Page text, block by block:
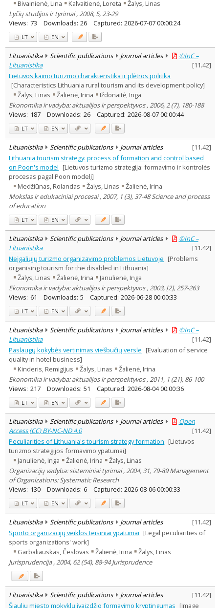
Bivainienė, Lina Kalvaitienė, Loreta
Žalys, Linas
Lyčių studijos ir tyrimai , 2008, 5, 23-29
Views: 73 Downloads: 26 Captured: 2026-07-07 00:00:24
LT EN
Lituanistika Scientific publications Journal articles
©InC –
Lituanistika
[11.42]
Lietuvos kaimo turizmo charakteristika ir plėtros politika
[Characteristics Lithuania rural tourism and its development policy]
Žalys, Linas
Žalienė, Irina
Iždonaitė, Inga
Ekonomika ir vadyba: aktualijos ir perspektyvos , 2006, 2 (7), 180-188
Views: 187 Downloads: 26 Captured: 2026-08-07 00:00:44
LT EN
Lituanistika Scientific publications Journal articles [11.42]
Lithuania tourism strategy: process of formation and control based
on Poon's model [Lietuvos turizmo strategija: formavimo ir kontrolės
procesas pagal Poon modelį]
Medžiūnas, Rolandas
Žalys, Linas
Žalienė, Irina
Mokslas ir edukaciniai procesai , 2007, 1 (3), 37-48 Science and process
of education
LT EN
Lituanistika Scientific publications Journal articles
©InC –
Lituanistika
[11.42]
Neįgaliųjų turizmo organizavimo problemos Lietuvoje [Problems
organising tourism for the disabled in Lithuania]
Žalys, Linas
Žalienė, Irina
Janulienė, Inga
Ekonomika ir vadyba: aktualijos ir perspektyvos , 2003, [2], 257-263
Views: 61 Downloads: 5 Captured: 2026-06-28 00:00:33
LT EN
Lituanistika Scientific publications Journal articles
©InC –
Lituanistika
[11.42]
Paslaugų kokybės vertinimas viešbučių versle [Evaluation of service
quality in hotel business]
Kinderis, Remigijus
Žalys, Linas
Žalienė, Irina
Ekonomika ir vadyba: aktualijos ir perspektyvos , 2011, 1 (21), 86-100
Views: 217 Downloads: 51 Captured: 2026-08-04 00:00:36
LT EN
Lituanistika Scientific publications Journal articles
Open
Access (CC) BY-NC-ND 4.0
[11.42]
Peculiarities of Lithuania's tourism strategy formation [Lietuvos
turizmo strategijos formavimo ypatumai]
Janulienė, Inga
Žalienė, Irina
Žalys, Linas
Organizacijų vadyba: sisteminiai tyrimai , 2004, 31, 79-89 Management
of Organizations: Systematic Research
Views: 130 Downloads: 6 Captured: 2026-08-06 00:00:33
LT EN
Lituanistika Scientific publications Journal articles [11.42]
Sporto organizacijų veiklos teisiniai ypatumai [Legal peculiarities of
sports organizations' work]
Garbaliauskas, Česlovas
Žalienė, Irina
Žalys, Linas
Jurisprudencija , 2004, 62 (54), 88-94 Jurisprudence
Lituanistika Scientific publications Journal articles [11.42]
Šiaulių miesto mokyklų įvaizdžio formavimo kryptingumas [Image